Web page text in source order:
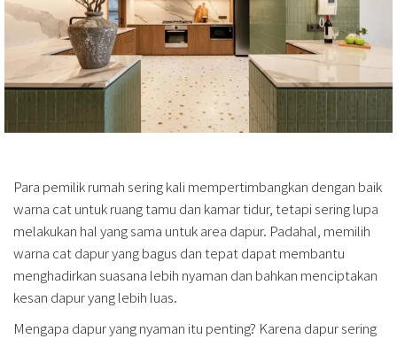
Para pemilik rumah sering kali mempertimbangkan dengan baik
warna cat untuk ruang tamu dan kamar tidur, tetapi sering lupa
melakukan hal yang sama untuk area dapur. Padahal, memilih
warna cat dapur yang bagus dan tepat dapat membantu
menghadirkan suasana lebih nyaman dan bahkan menciptakan
kesan dapur yang lebih luas.
Mengapa dapur yang nyaman itu penting? Karena dapur sering